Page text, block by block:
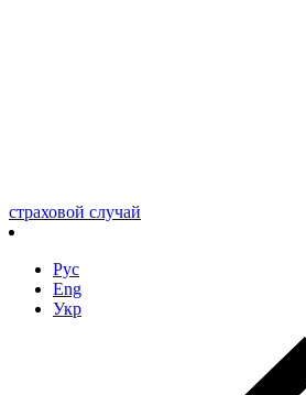
страховой случай
Рус
Eng
Укр